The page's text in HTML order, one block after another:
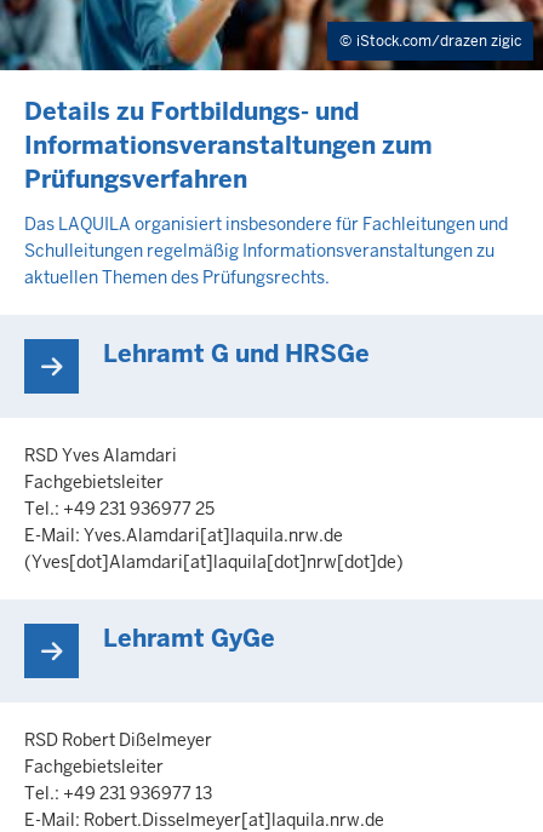
iStock.com/drazen zigic
INHALTSSEITE
Details zu Fortbildungs- und
Informationsveranstaltungen zum
Prüfungsverfahren
Das LAQUILA organisiert insbesondere für Fachleitungen und
Schulleitungen regelmäßig Informationsveranstaltungen zu
aktuellen Themen des Prüfungsrechts.
Lehramt G und HRSGe
RSD Yves Alamdari
Fachgebietsleiter
Tel.: +49 231 936977 25
E-Mail: Yves.Alamdari[at]laquila.nrw.de
(Yves[dot]Alamdari[at]laquila[dot]nrw[dot]de)
Lehramt GyGe
RSD Robert Dißelmeyer
Fachgebietsleiter
Tel.: +49 231 936977 13
E-Mail: Robert.Disselmeyer[at]laquila.nrw.de